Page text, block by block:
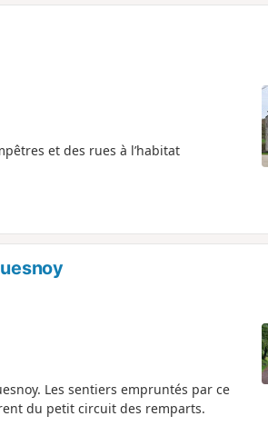
et des rues à l’habitat
Les sentiers empruntés par ce
du petit circuit des remparts.